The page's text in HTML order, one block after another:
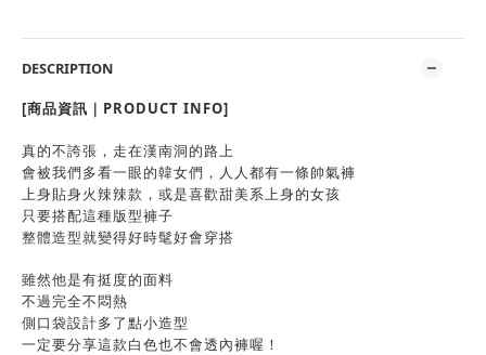
DESCRIPTION
[商品資訊｜PRODUCT INFO]
真的不誇張，走在漢南洞的路上
會被我們多看一眼的韓女們，人人都有一條帥氣褲
上身貼身火辣辣款，或是喜歡甜美系上身的女孩
只要搭配這種版型褲子
整體造型就變得好時髦好會穿搭
雖然他是有挺度的面料
不過完全不悶熱
側口袋設計多了點小造型
一定要分享這款白色也不會透內褲喔！